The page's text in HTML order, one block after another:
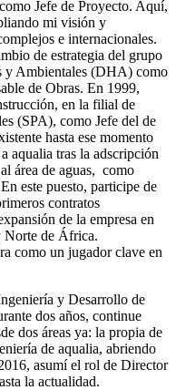
Jefe de Proyecto. Aquí,
mi visión y
e internacionales.
de estrategia del grupo
y Ambientales (DHA) como
de Obras. En 1999,
en la filial de
(SPA), como Jefe del de
hasta ese momento
aqualia tras la adscripción
área de aguas, como
este puesto, participe de
contratos
de la empresa en
Norte de África.
como un jugador clave en
y Desarrollo de
dos años, continue
dos áreas ya: la propia de
de aqualia, abriendo
asumí el rol de Director
la actualidad.